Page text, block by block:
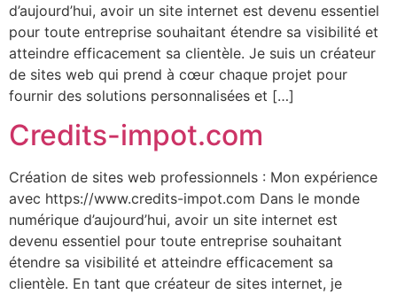
d’aujourd’hui, avoir un site internet est devenu essentiel
pour toute entreprise souhaitant étendre sa visibilité et
atteindre efficacement sa clientèle. Je suis un créateur
de sites web qui prend à cœur chaque projet pour
fournir des solutions personnalisées et […]
Credits-impot.com
Création de sites web professionnels : Mon expérience
avec https://www.credits-impot.com Dans le monde
numérique d’aujourd’hui, avoir un site internet est
devenu essentiel pour toute entreprise souhaitant
étendre sa visibilité et atteindre efficacement sa
clientèle. En tant que créateur de sites internet, je